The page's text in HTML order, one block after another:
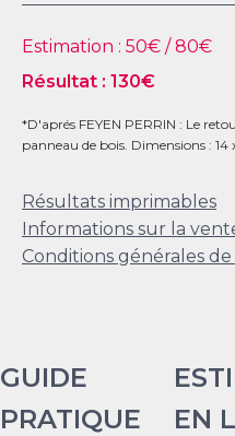
Estimation : 50€ /80€
Résultat : 130€
*D'aprés FEYEN PERRIN : Le
panneau de bois. Dimensions : 14
Résultats imprimables
Informations sur la
Conditions générales
GUIDE
PRATIQUE
EN